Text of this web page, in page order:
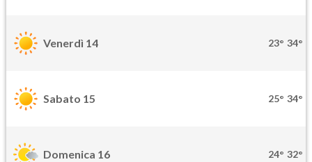
Venerdì 14 23° 34°
Sabato 15 25° 34°
Domenica 16 24° 32°